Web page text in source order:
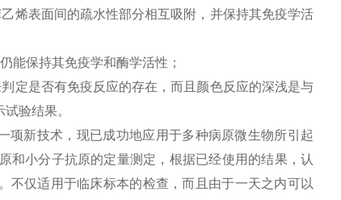
烯表面间的疏水性部分相互吸附，并保持其免疫学活
能保持其免疫学和酶学活性；
定是否有免疫反应的存在，而且颜色反应的深浅是与
验结果。
项新技术，现已成功地应用于多种病原微生物所引起
和小分子抗原的定量测定，根据已经使用的结果，认
不仅适用于临床标本的检查，而且由于一天之内可以